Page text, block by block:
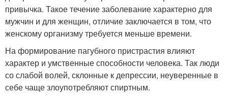
привычка. Такое течение заболевание характерно для
мужчин и для женщин, отличие заключается в том, что
женскому организму требуется меньше времени.
На формирование пагубного пристрастия влияют
характер и умственные способности человека. Так люди
со слабой волей, склонные к депрессии, неуверенные в
себе чаще злоупотребляют спиртным.